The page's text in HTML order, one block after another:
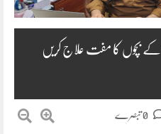
کے بچوں کا مفت علاج کریں